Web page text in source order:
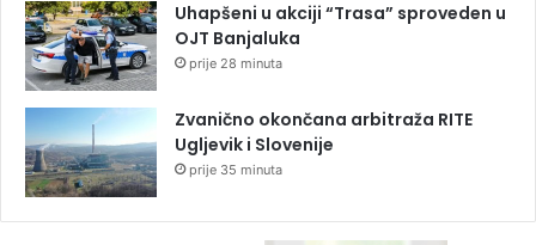
Uhapšeni u akciji “Trasa” sproveden u
OJT Banjaluka
prije 28 minuta
Zvanično okončana arbitraža RITE
Ugljevik i Slovenije
prije 35 minuta